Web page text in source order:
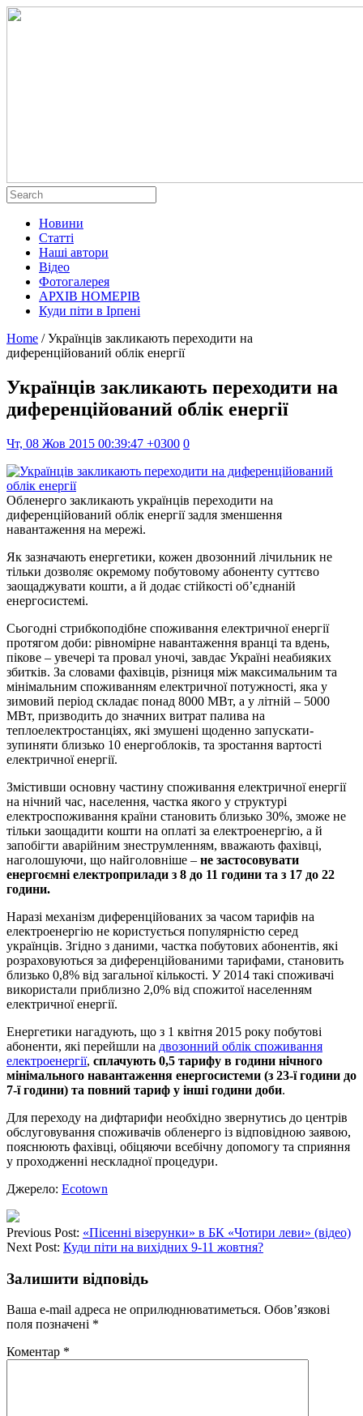
Новини
Статті
Наші автори
Відео
Фотогалерея
АРХІВ НОМЕРІВ
Куди піти в Ірпені
Home / Українців закликають переходити на
диференційований облік енергії
Українців закликають переходити на
диференційований облік енергії
Чт, 08 Жов 2015 00:39:47 +0300 0
Обленерго закликають українців переходити на
диференційований облік енергії задля зменшення
навантаження на мережі.
Як зазначають енергетики, кожен двозонний лічильник не
тільки дозволяє окремому побутовому абоненту суттєво
заощаджувати кошти, а й додає стійкості об’єднаній
енергосистемі.
Сьогодні стрибкоподібне споживання електричної енергії
протягом доби: рівномірне навантаження вранці та вдень,
пікове – увечері та провал уночі, завдає Україні неабияких
збитків. За словами фахівців, різниця між максимальним та
мінімальним споживанням електричної потужності, яка у
зимовий період складає понад 8000 МВт, а у літній – 5000
МВт, призводить до значних витрат палива на
теплоелектростанціях, які змушені щоденно запускати-
зупиняти близько 10 енергоблоків, та зростання вартості
електричної енергії.
Змістивши основну частину споживання електричної енергії
на нічний час, населення, частка якого у структурі
електроспоживання країни становить близько 30%, зможе не
тільки заощадити кошти на оплаті за електроенергію, а й
запобігти аварійним знеструмленням, вважають фахівці,
наголошуючи, що найголовніше – не застосовувати
енергоємні електроприлади з 8 до 11 години та з 17 до 22
години.
Наразі механізм диференційованих за часом тарифів на
електроенергію не користується популярністю серед
українців. Згідно з даними, частка побутових абонентів, які
розраховуються за диференційованими тарифами, становить
близько 0,8% від загальної кількості. У 2014 такі споживачі
використали приблизно 2,0% від спожитої населенням
електричної енергії.
Енергетики нагадують, що з 1 квітня 2015 року побутові
абоненти, які перейшли на двозонний облік споживання
електроенергії, сплачують 0,5 тарифу в години нічного
мінімального навантаження енергосистеми (з 23-ї години до
7-ї години) та повний тариф у інші години доби.
Для переходу на дифтарифи необхідно звернутись до центрів
обслуговування споживачів обленерго із відповідною заявою,
пояснюють фахівці, обіцяючи всебічну допомогу та сприяння
у проходженні нескладної процедури.
Джерело: Ecotown
Previous Post: «Пісенні візерунки» в БК «Чотири леви» (відео)
Next Post: Куди піти на вихідних 9-11 жовтня?
Залишити відповідь
Ваша e-mail адреса не оприлюднюватиметься. Обов’язкові
поля позначені *
Коментар *